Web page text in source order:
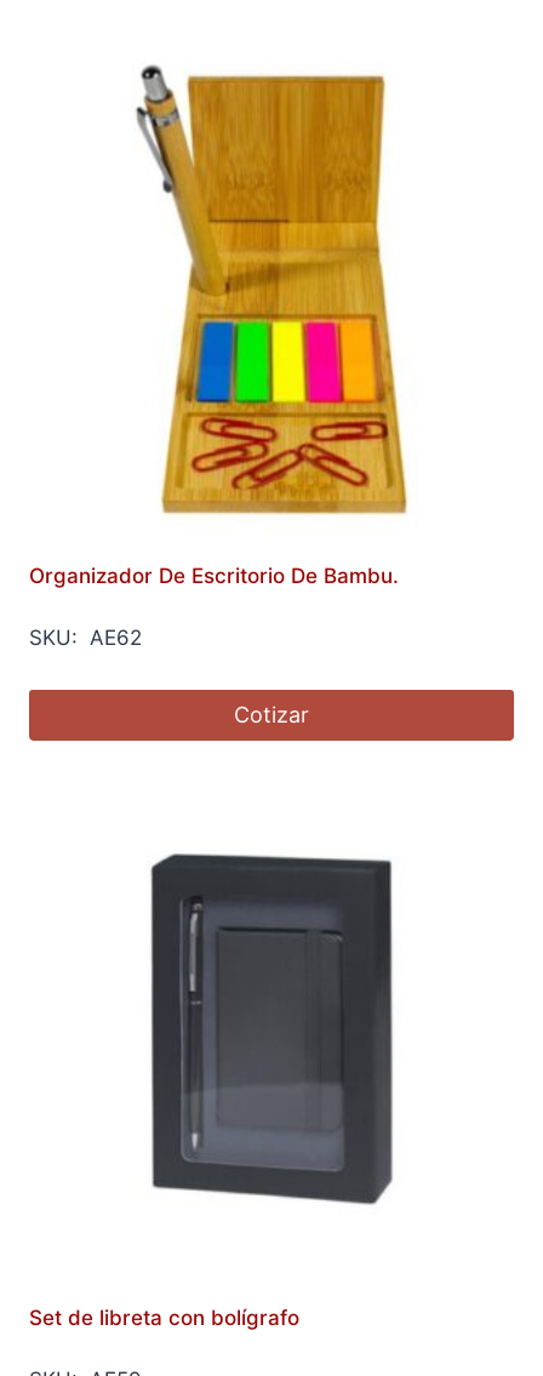
Organizador De Escritorio De Bambu.
SKU: AE62
Cotizar
Set de libreta con bolígrafo